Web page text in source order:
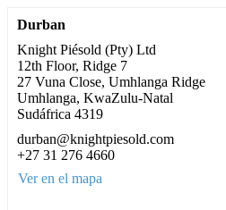
Durban
Knight Piésold (Pty) Ltd
12th Floor, Ridge 7
27 Vuna Close, Umhlanga Ridge
Umhlanga, KwaZulu-Natal
Sudáfrica 4319
durban@knightpiesold.com
+27 31 276 4660
Ver en el mapa